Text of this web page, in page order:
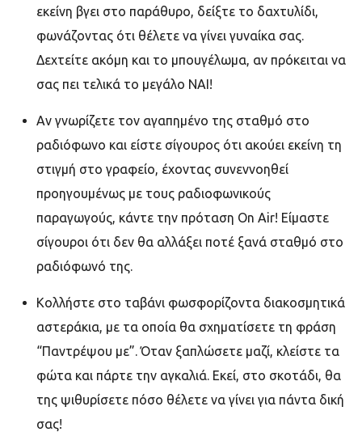
εκείνη βγει στο παράθυρο, δείξτε το δαχτυλίδι,
φωνάζοντας ότι θέλετε να γίνει γυναίκα σας.
Δεχτείτε ακόμη και το μπουγέλωμα, αν πρόκειται να
σας πει τελικά το μεγάλο ΝΑΙ!
Αν γνωρίζετε τον αγαπημένο της σταθμό στο
ραδιόφωνο και είστε σίγουρος ότι ακούει εκείνη τη
στιγμή στο γραφείο, έχοντας συνεννοηθεί
προηγουμένως με τους ραδιοφωνικούς
παραγωγούς, κάντε την πρόταση On Air! Είμαστε
σίγουροι ότι δεν θα αλλάξει ποτέ ξανά σταθμό στο
ραδιόφωνό της.
Κολλήστε στο ταβάνι φωσφορίζοντα διακοσμητικά
αστεράκια, με τα οποία θα σχηματίσετε τη φράση
“Παντρέψου με”. Όταν ξαπλώσετε μαζί, κλείστε τα
φώτα και πάρτε την αγκαλιά. Εκεί, στο σκοτάδι, θα
της ψιθυρίσετε πόσο θέλετε να γίνει για πάντα δική
σας!